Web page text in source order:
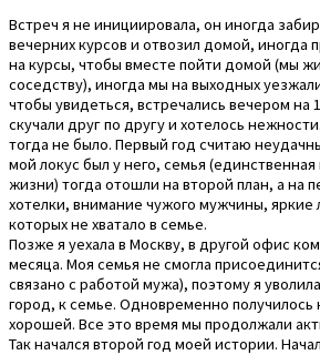
Встреч я не инициировала, он иногда
вечерних курсов и отвозил домой, иногда
на курсы, чтобы вместе пойти домой (мы
соседству), иногда мы на выходных
чтобы увидеться, встречались вечером на
скучали друг по другу и хотелось
тогда не было. Первый год считаю
мой локус был у него, семья
жизни) тогда отошли на второй план, а на
хотелки, внимание чужого мужчины, яркие
которых не хватало в семье.
Позже я уехала в Москву, в другой офис
месяца. Моя семья не смогла
связано с работой мужа), поэтому я
город, к семье. Одновременно получилось
хорошей. Все это время мы продолжали
Так начался второй год моей истории.